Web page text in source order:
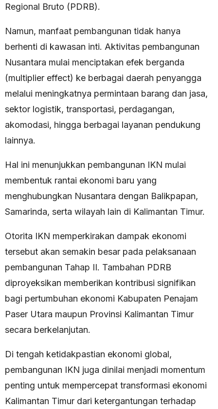
Regional Bruto (PDRB).
Namun, manfaat pembangunan tidak hanya
berhenti di kawasan inti. Aktivitas pembangunan
Nusantara mulai menciptakan efek berganda
(multiplier effect) ke berbagai daerah penyangga
melalui meningkatnya permintaan barang dan jasa,
sektor logistik, transportasi, perdagangan,
akomodasi, hingga berbagai layanan pendukung
lainnya.
Hal ini menunjukkan pembangunan IKN mulai
membentuk rantai ekonomi baru yang
menghubungkan Nusantara dengan Balikpapan,
Samarinda, serta wilayah lain di Kalimantan Timur.
Otorita IKN memperkirakan dampak ekonomi
tersebut akan semakin besar pada pelaksanaan
pembangunan Tahap II. Tambahan PDRB
diproyeksikan memberikan kontribusi signifikan
bagi pertumbuhan ekonomi Kabupaten Penajam
Paser Utara maupun Provinsi Kalimantan Timur
secara berkelanjutan.
Di tengah ketidakpastian ekonomi global,
pembangunan IKN juga dinilai menjadi momentum
penting untuk mempercepat transformasi ekonomi
Kalimantan Timur dari ketergantungan terhadap